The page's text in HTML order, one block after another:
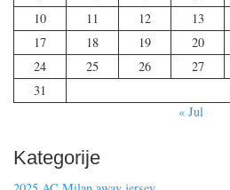
10
11 12 13
17
18 19 20
24
25 26 27
31
« Jul
Kategorije